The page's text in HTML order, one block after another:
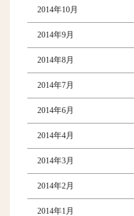
2014年10月
2014年9月
2014年8月
2014年7月
2014年6月
2014年4月
2014年3月
2014年2月
2014年1月